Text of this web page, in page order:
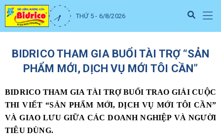
THỨ 5 - 6/8/2026
BIDRICO THAM GIA BUỔI TÀI TRỢ “SẢN
PHẨM MỚI, DỊCH VỤ MỚI TÔI CẦN”
BIDRICO THAM GIA TÀI TRỢ BUỔI TRAO GIẢI CUỘC
THI VIẾT “SẢN PHẨM MỚI, DỊCH VỤ MỚI TÔI CẦN”
VÀ GIAO LƯU GIỮA CÁC DOANH NGHIỆP VÀ NGƯỜI
TIÊU DÙNG.